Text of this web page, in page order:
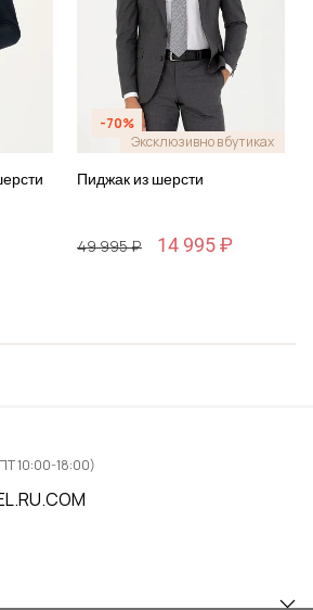
-70%
Эксклюзивно в бутиках
Пиджак из шерсти
49 995 ₽ 14 995 ₽
10:00-18:00)